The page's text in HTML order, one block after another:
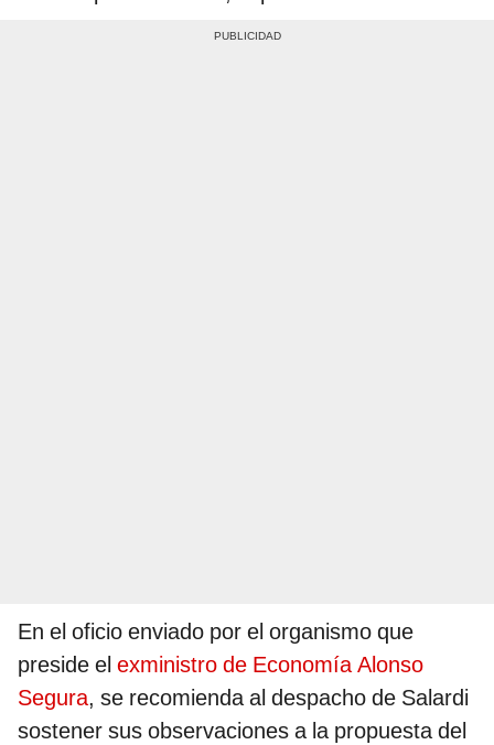
En el oficio enviado por el organismo que
preside el exministro de Economía Alonso
Segura, se recomienda al despacho de Salardi
sostener sus observaciones a la propuesta del